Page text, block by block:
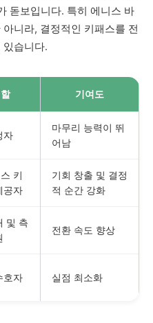
돋보입니다. 특히 에니스 바
아니라, 결정적인 키패스를 전
있습니다.
기여도
자
마무리 능력이 뛰
어남
키
공자
기회 창출 및 결정
적 순간 강화
및 측
전환 속도 향상
호자 실점 최소화